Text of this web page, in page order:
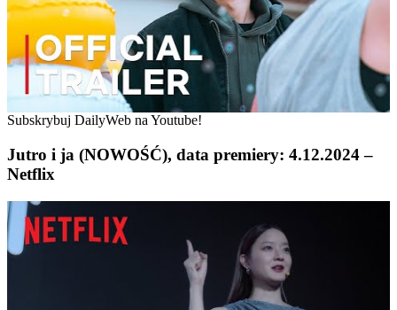
Subskrybuj DailyWeb na Youtube!
Jutro i ja (NOWOŚĆ), data premiery: 4.12.2024 –
Netflix